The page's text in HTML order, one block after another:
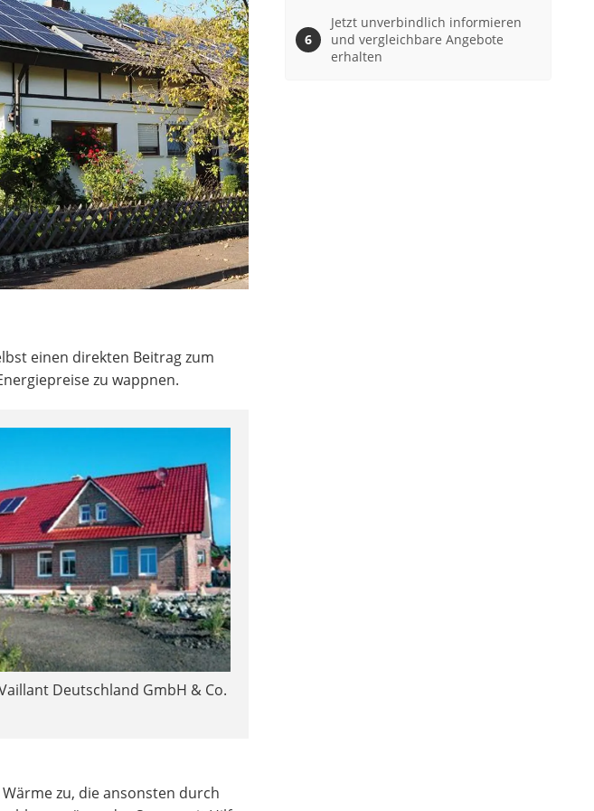
einen direkten Beitrag zum
zu wappnen.
Deutschland GmbH & Co.
zu, die ansonsten durch
Jetzt unverbindlich informieren
und vergleichbare Angebote
erhalten